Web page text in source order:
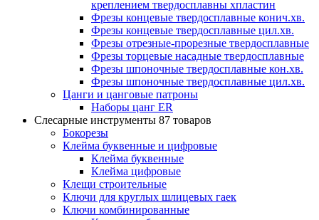
креплением твердосплавны хпластин
Фрезы концевые твердосплавные конич.хв.
Фрезы концевые твердосплавные цил.хв.
Фрезы отрезные-прорезные твердосплавные
Фрезы торцевые насадные твердосплавные
Фрезы шпоночные твердосплавные кон.хв.
Фрезы шпоночные твердосплавные цил.хв.
Цанги и цанговые патроны
Наборы цанг ER
Слесарные инструменты 87 товаров
Бокорезы
Клейма буквенные и цифровые
Клейма буквенные
Клейма цифровые
Клещи строительные
Ключи для круглых шлицевых гаек
Ключи комбинированные